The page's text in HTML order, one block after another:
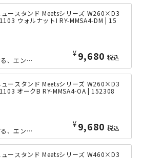
ュースタンド Meetsシリーズ W260×D3
ウォルナットI RY-MMSA4-DM | 15
¥ 9,680 税込
上質な接客空間を演出する、エントランス向け家具「Meets」シリーズのメニュース...
ュースタンド Meetsシリーズ W260×D3
オークB RY-MMSA4-OA | 152308
¥ 9,680 税込
上質な接客空間を演出する、エントランス向け家具「Meets」シリーズのメニュース...
ュースタンド Meetsシリーズ W460×D3